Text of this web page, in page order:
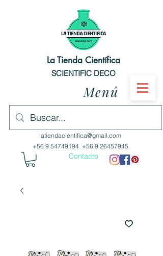
La Tienda Científica
SCIENTIFIC DECO
Menú
latiendacientifica@gmail.com
+56 9 54749194 +56 9 26457945
Contacto